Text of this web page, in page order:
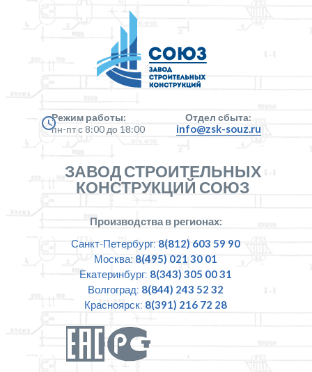
Режим работы:
пн-пт с 8:00 до 18:00
Отдел сбыта:
info@zsk-souz.ru
ЗАВОД СТРОИТЕЛЬНЫХ
КОНСТРУКЦИЙ СОЮЗ
Производства в регионах:
Санкт-Петербург: 8(812) 603 59 90
Москва: 8(495) 021 30 01
Екатеринбург: 8(343) 305 00 31
Волгоград: 8(844) 243 52 32
Красноярск: 8(391) 216 72 28